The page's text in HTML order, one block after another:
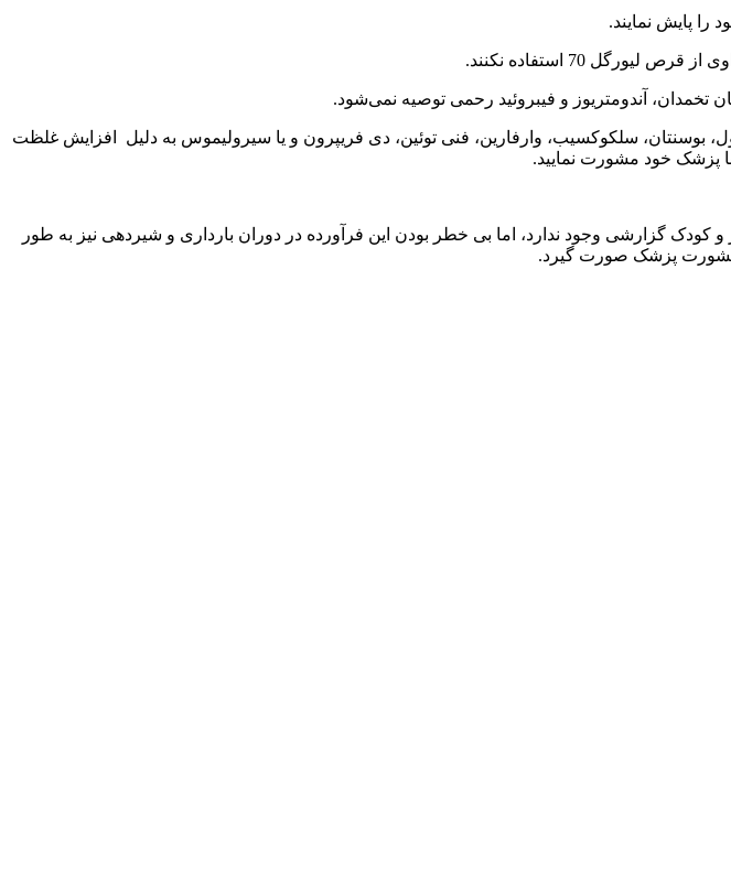
70 استفاده نکنند.
بوسنتان، سلکوکسیب، وارفارین، فنی توئین، دی فریپرون و یا سیرولیموس به دلیل افزایش غلظت
گزارشی وجود ندارد، اما بی خطر بودن این فرآورده در دوران بارداری و شیردهی نیز به طور